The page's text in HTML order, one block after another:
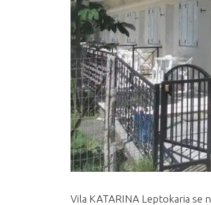
Vila KATARINA Leptokaria se